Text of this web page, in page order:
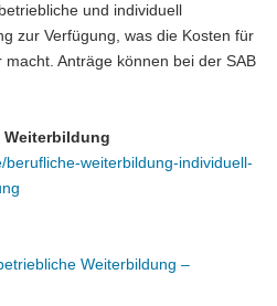
und individuell
zur Verfügung, was die Kosten für
Anträge können bei der SAB
berufliche-weiterbildung-individuell-
Weiterbildung –